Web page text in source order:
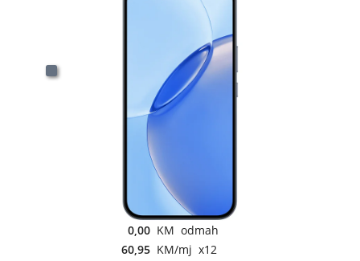
0,00 KM odmah
60,95 KM/mj x12